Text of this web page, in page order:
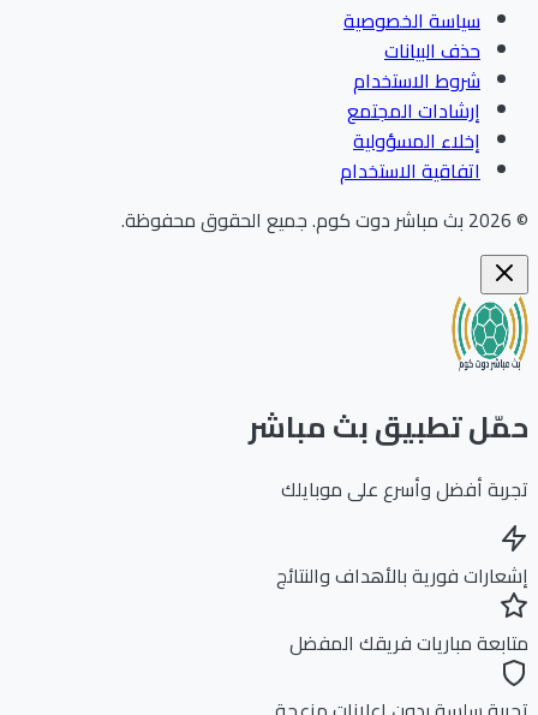
سياسة الخصوصية
حذف البيانات
شروط الاستخدام
إرشادات المجتمع
إخلاء المسؤولية
اتفاقية الاستخدام
بث مباشر دوت كوم.جميع الحقوق محفوظة.
تطبيق بث مباشر
أفضل وأسرع على موبايلك
فورية بالأهداف والنتائج
مباريات فريقك المفضل